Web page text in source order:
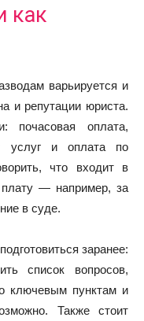
как
варьируется и
и репутации юриста.
почасовая оплата,
услуг и оплата по
что входит в
— например, за
в суде.
заранее:
список вопросов,
ключевым пунктам и
Также стоит